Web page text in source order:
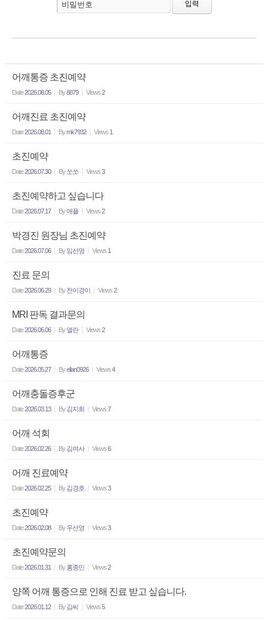
비밀번호
어깨통증 초진예약
Date2026.08.05 By8879 Views2
어깨진료 초진예약
Date2026.08.01 Bymk7932 Views 1
초진예약
Date2026.07.30 By 쏘쏘 Views3
초진예약하고 싶습니다
Date2026.07.17 By애플 Views2
박경진 원장님 초진예약
Date2026.07.06 By 임선영 Views 1
진료 문의
Date2026.06.29 By 천이경이 Views2
MRI 판독 결과문의
Date2026.06.06 By앨란 Views2
어깨통증
Date2026.05.27 Byellan0926 Views4
어깨충돌증후군
Date2026.03.13 By 김지희 Views7
어깨 석회
Date2026.02.26 By 김여사 Views6
어깨 진료예약
Date2026.02.25 By 김경호 Views3
초진예약
Date2026.02.08 By 우선영 Views3
초진예약문의
Date2026.01.31 By 홍종민 Views2
양쪽 어깨 통증으로 인해 진료 받고 싶습니다.
Date2026.01.12 By 김씨 Views5